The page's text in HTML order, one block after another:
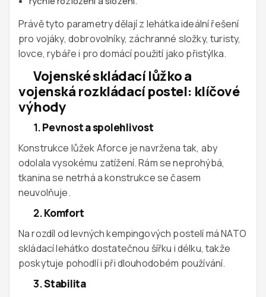
Právě tyto parametry dělají z lehátka ideální řešení
pro vojáky, dobrovolníky, záchranné složky, turisty,
lovce, rybáře i pro domácí použití jako přistýlka.
Vojenské skládací lůžko a
vojenská rozkládací postel: klíčové
výhody
1.Pevnost a spolehlivost
Konstrukce lůžek Aforce je navržena tak, aby
odolala vysokému zatížení. Rám se neprohýbá,
tkanina se netrhá a konstrukce se časem
neuvolňuje.
2.Komfort
Na rozdíl od levných kempingových postelí má NATO
skládací lehátko dostatečnou šířku i délku, takže
poskytuje pohodlí i při dlouhodobém používání.
3.Stabilita